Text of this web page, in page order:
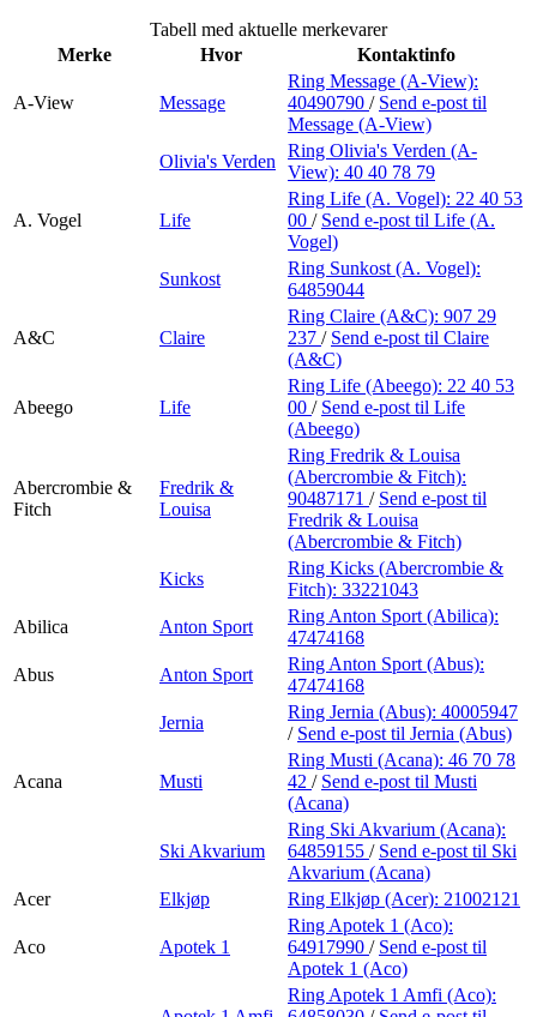
Praktisk informasjon
Ledige stillinger
Personal Shopper
Tabell med aktuelle merkevarer
Merke
Hvor Kontaktinfo
A-View Message
Ring Message (A-View):
40490790 / Send e-post til
Message (A-View)
Olivia's Verden
Ring Olivia's Verden (A-
View): 40 40 78 79
A. Vogel Life
Ring Life (A. Vogel): 22 40 53
00 / Send e-post til Life (A.
Vogel)
Sunkost
Ring Sunkost (A. Vogel):
64859044
A&C Claire
Ring Claire (A&C): 907 29
237 / Send e-post til Claire
(A&C)
Abeego Life
Ring Life (Abeego): 22 40 53
00 / Send e-post til Life
(Abeego)
Abercrombie &
Fitch
Fredrik &
Louisa
Ring Fredrik & Louisa
(Abercrombie & Fitch):
90487171 / Send e-post til
Fredrik & Louisa
(Abercrombie & Fitch)
Kicks
Ring Kicks (Abercrombie &
Fitch): 33221043
Abilica
Anton Sport
Ring Anton Sport (Abilica):
47474168
Abus
Anton Sport
Ring Anton Sport (Abus):
47474168
Jernia
Ring Jernia (Abus): 40005947
/ Send e-post til Jernia (Abus)
Acana Musti
Ring Musti (Acana): 46 70 78
42 / Send e-post til Musti
(Acana)
Ski Akvarium
Ring Ski Akvarium (Acana):
64859155 / Send e-post til Ski
Akvarium (Acana)
Acer
Elkjøp Ring Elkjøp (Acer): 21002121
Aco Apotek 1
Ring Apotek 1 (Aco):
64917990 / Send e-post til
Apotek 1 (Aco)
Ring Apotek 1 Amfi (Aco):